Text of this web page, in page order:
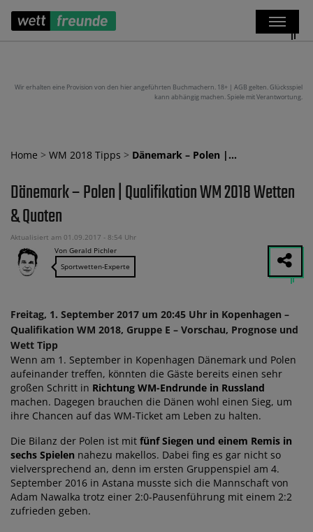
Wir erhalten eine Provision von den hier angeführten Buchmachern. 18+ | AGB gelten. Glücksspiel
kann abhängig machen. Spiele mit Verantwortung.
Home > WM 2018 Tipps > Dänemark – Polen |…
Dänemark – Polen | Qualifikation WM 2018 Wetten
& Quoten
Aktualisiert am 01.09.2017 - 8:54 Uhr
Von Gerald Pichler
Sportwetten-Experte
Freitag, 1. September 2017 um 20:45 Uhr in Kopenhagen –
Qualifikation WM 2018, Gruppe E – Vorschau, Prognose und
Wett Tipp
Wenn am 1. September in Kopenhagen Dänemark und Polen
aufeinander treffen, könnten die Gäste bereits einen sehr
großen Schritt in Richtung WM-Endrunde in Russland
machen. Dagegen brauchen die Dänen wohl einen Sieg, um
ihre Chancen auf das WM-Ticket am Leben zu halten.
Die Bilanz der Polen ist mit fünf Siegen und einem Remis in
sechs Spielen nahezu makellos. Dabei fing es gar nicht so
vielversprechend an, denn im ersten Gruppenspiel am 4.
September 2016 in Astana musste sich die Mannschaft von
Adam Nawalka trotz einer 2:0-Pausenführung mit einem 2:2
zufrieden geben.